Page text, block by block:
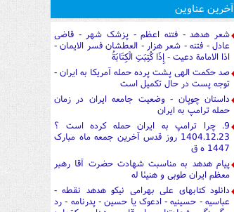
آخرین عناوین
شعر هدهد - فتنه اعظم - پزشک شهر - قاضی
عادل - فتنه - شعر هزار - العطشان فسر الایمان -
اذا الامامة دعیت - إِذَا كُتِبَتِ الْكِتَابَةُ
صد حکمت الهی پشت پرده حمله آمریکا به ایران -
توجه پست در حال تکمیل است
داستان چوپان - وضعیت جامعه ایران در زمان
حمله ترامپ به ایران
9. چرا ترامپ به ایران حمله کرده است ؟
1404.12.23 روز قدس آخرین جمعه ماه مبارک
1447 ه ق
پیام هدهد به مناسبت شهادت حضرت آقا رهبر
معظم ایران طوبی و هنیئا له
دانلود کتابهای علی بهرامی نیکو هدهد نقطه -
عباسیه - حسینیه - ادعوک یا حسین - پدرنامه - رد